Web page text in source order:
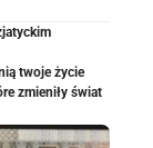
twoje życie
zmieniły świat